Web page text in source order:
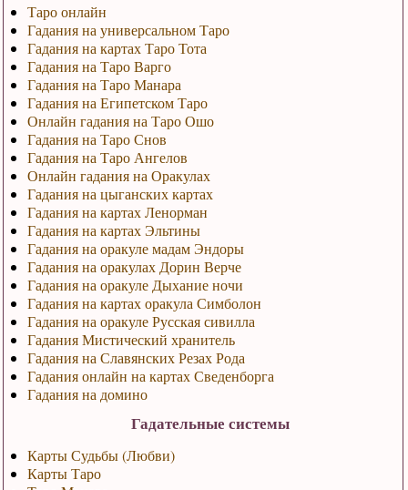
Таро онлайн
Гадания на универсальном Таро
Гадания на картах Таро Тота
Гадания на Таро Варго
Гадания на Таро Манара
Гадания на Египетском Таро
Онлайн гадания на Таро Ошо
Гадания на Таро Снов
Гадания на Таро Ангелов
Онлайн гадания на Оракулах
Гадания на цыганских картах
Гадания на картах Ленорман
Гадания на картах Эльтины
Гадания на оракуле мадам Эндоры
Гадания на оракулах Дорин Верче
Гадания на оракуле Дыхание ночи
Гадания на картах оракула Симболон
Гадания на оракуле Русская сивилла
Гадания Мистический хранитель
Гадания на Славянских Резах Рода
Гадания онлайн на картах Сведенборга
Гадания на домино
Гадательные системы
Карты Судьбы (Любви)
Карты Таро